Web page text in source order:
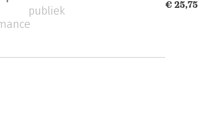
publiek
€ 25,75